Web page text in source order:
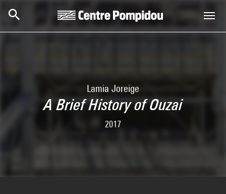
Lamia Joreige
A Brief History of Ouzai
2017